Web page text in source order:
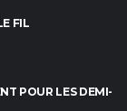
FIL
POUR LES DEMI-